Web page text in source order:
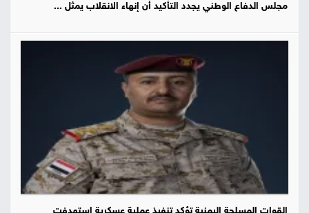
مجلس الدفاع الوطني يجدد التأكيد أن إنهاء الانقلاب يمثل ...